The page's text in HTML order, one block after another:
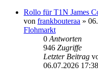
Rollo für T1N James
von frankbouteraa »
Flohmarkt
0 Antworten
946 Zugriffe
Letzter Beitrag
06.07.2026 17:38